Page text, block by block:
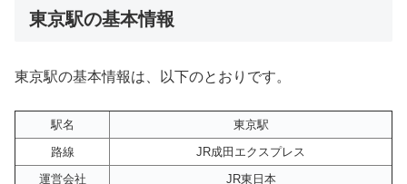
東京駅の基本情報
東京駅の基本情報は、以下のとおりです。
駅名
東京駅
路線
JR成田エクスプレス
運営会社
JR東日本